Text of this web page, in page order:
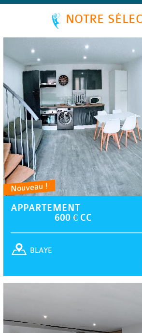
NOTRE
Nouveau !
APPARTEMENT
600 € CC
BLAYE